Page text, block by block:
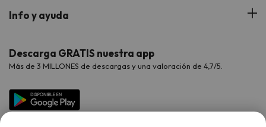
Proveedores
Viajes para grupos
Hoteles Galicia
Hoteles Salou
Viajes de Novios
Chollos con Todo Incluido
Chollos en la playa
Verano
Vacaciones en Agosto
Vacaciones en Octubre
Info y ayuda
Contáctanos
Preguntas frecuentes
Descarga GRATIS nuestra app
Más de 3 MILLONES de descargas y una valoración de 4,7/5.